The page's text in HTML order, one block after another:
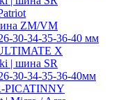
ZM/VM
30-34-35-36-40 мм
X
| шина SR
30-34-35-36-40мм
PICATINNY